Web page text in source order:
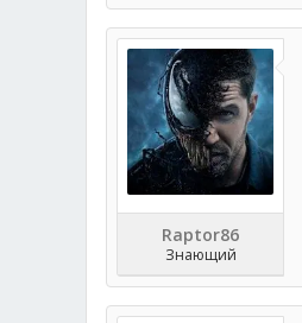
Raptor86
Знающий